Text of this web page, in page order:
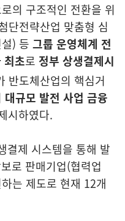
의 구조적인 전환을 위
단전략산업 맞춤형 심
) 등 그룹 운영체계 전
최초로 정부 상생결제시
반도체산업의 핵심거
대규모 발전 사업 금융
시하였다.
결제 시스템을 통해 발
로 판매기업(협력업
는 제도로 현재 12개